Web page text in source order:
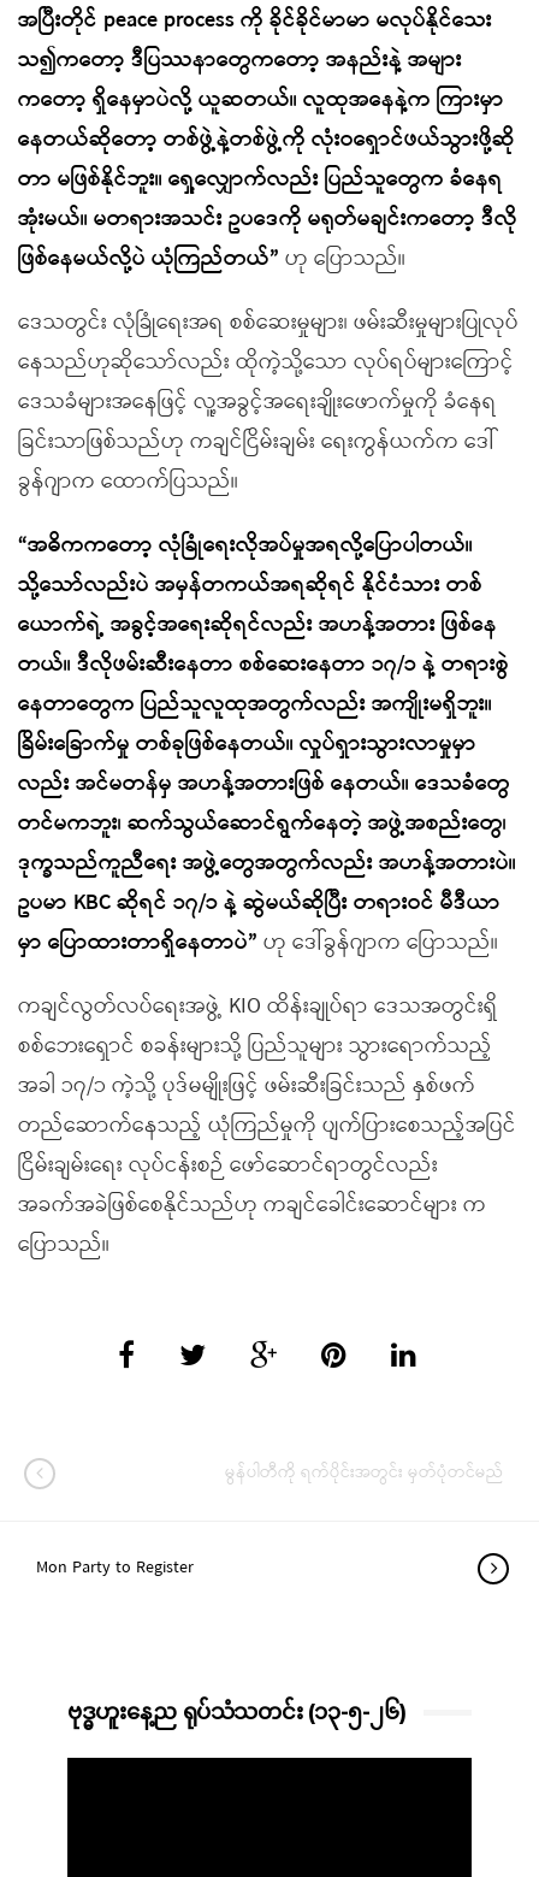
အပြီးတိုင် peace process ကို ခိုင်ခိုင်မာမာ မလုပ်နိုင်သေး
သ၍ကတော့ ဒီပြဿနာတွေကတော့ အနည်းနဲ့ အများ
ကတော့ ရှိနေမှာပဲလို့ ယူဆတယ်။ လူထုအနေနဲ့က ကြားမှာ
နေတယ်ဆိုတော့ တစ်ဖွဲ့နဲ့တစ်ဖွဲ့ကို လုံးဝရှောင်ဖယ်သွားဖို့ဆို
တာ မဖြစ်နိုင်ဘူး။ ရှေ့လျှောက်လည်း ပြည်သူတွေက ခံနေရ
အုံးမယ်။ မတရားအသင်း ဥပဒေကို မရုတ်မချင်းကတော့ ဒီလို
ဖြစ်နေမယ်လို့ပဲ ယုံကြည်တယ်” ဟု ပြောသည်။
ဒေသတွင်း လုံခြုံရေးအရ စစ်ဆေးမှုများ၊ ဖမ်းဆီးမှုများပြုလုပ်
နေသည်ဟုဆိုသော်လည်း ထိုကဲ့သို့သော လုပ်ရပ်များကြောင့်
ဒေသခံများအနေဖြင့် လူ့အခွင့်အရေးချိုးဖောက်မှုကို ခံနေရ
ခြင်းသာဖြစ်သည်ဟု ကချင်ငြိမ်းချမ်း ရေးကွန်ယက်က ဒေါ်
ခွန်ဂျာက ထောက်ပြသည်။
“အဓိကကတော့ လုံခြုံရေးလိုအပ်မှုအရလို့ပြောပါတယ်။
သို့သော်လည်းပဲ အမှန်တကယ်အရဆိုရင် နိုင်ငံသား တစ်
ယောက်ရဲ့ အခွင့်အရေးဆိုရင်လည်း အဟန့်အတား ဖြစ်နေ
တယ်။ ဒီလိုဖမ်းဆီးနေတာ စစ်ဆေးနေတာ ၁၇/၁ နဲ့ တရားစွဲ
နေတာတွေက ပြည်သူလူထုအတွက်လည်း အကျိုးမရှိဘူး။
ခြိမ်းခြောက်မှု တစ်ခုဖြစ်နေတယ်။ လှုပ်ရှားသွားလာမှုမှာ
လည်း အင်မတန်မှ အဟန့်အတားဖြစ် နေတယ်။ ဒေသခံတွေ
တင်မကဘူး၊ ဆက်သွယ်ဆောင်ရွက်နေတဲ့ အဖွဲ့အစည်းတွေ၊
ဒုက္ခသည်ကူညီရေး အဖွဲ့တွေအတွက်လည်း အဟန့်အတားပဲ။
ဥပမာ KBC ဆိုရင် ၁၇/၁ နဲ့ ဆွဲမယ်ဆိုပြီး တရားဝင် မီဒီယာ
မှာ ပြောထားတာရှိနေတာပဲ” ဟု ဒေါ်ခွန်ဂျာက ပြောသည်။
ကချင်လွတ်လပ်ရေးအဖွဲ့ KIO ထိန်းချုပ်ရာ ဒေသအတွင်းရှိ
စစ်ဘေးရှောင် စခန်းများသို့ ပြည်သူများ သွားရောက်သည့်
အခါ ၁၇/၁ ကဲ့သို့ ပုဒ်မမျိုးဖြင့် ဖမ်းဆီးခြင်းသည် နှစ်ဖက်
တည်ဆောက်နေသည့် ယုံကြည်မှုကို ပျက်ပြားစေသည့်အပြင်
ငြိမ်းချမ်းရေး လုပ်ငန်းစဉ် ဖော်ဆောင်ရာတွင်လည်း
အခက်အခဲဖြစ်စေနိုင်သည်ဟု ကချင်ခေါင်းဆောင်များ က
ပြောသည်။
မွန်ပါတီကို ရက်ပိုင်းအတွင်း မှတ်ပုံတင်မည်
Mon Party to Register
ဗုဒ္ဓဟူးနေ့ည ရုပ်သံသတင်း (၁၃-၅-၂၆)